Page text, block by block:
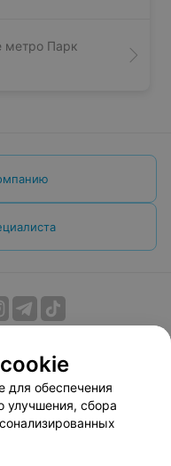
метро Парк
Способы оплаты
сервиса
для обеспечения
улучшения, сбора